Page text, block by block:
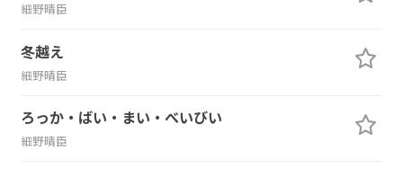
細野晴臣
冬越え
細野晴臣
ろっか・ばい・まい・べいびい
細野晴臣